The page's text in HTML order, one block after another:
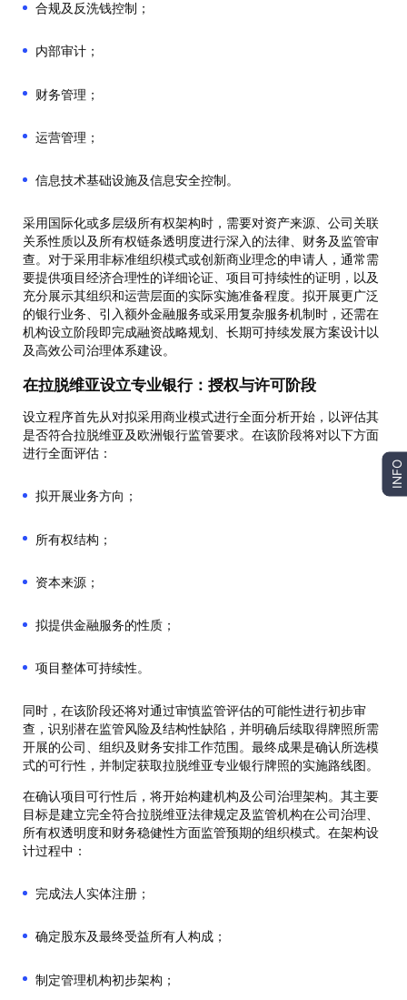
合规及反洗钱控制；
内部审计；
财务管理；
运营管理；
信息技术基础设施及信息安全控制。
采用国际化或多层级所有权架构时，需要对资产来源、公司关联
关系性质以及所有权链条透明度进行深入的法律、财务及监管审
查。对于采用非标准组织模式或创新商业理念的申请人，通常需
要提供项目经济合理性的详细论证、项目可持续性的证明，以及
充分展示其组织和运营层面的实际实施准备程度。拟开展更广泛
的银行业务、引入额外金融服务或采用复杂服务机制时，还需在
机构设立阶段即完成融资战略规划、长期可持续发展方案设计以
及高效公司治理体系建设。
在拉脱维亚设立专业银行：授权与许可阶段
设立程序首先从对拟采用商业模式进行全面分析开始，以评估其
是否符合拉脱维亚及欧洲银行监管要求。在该阶段将对以下方面
进行全面评估：
拟开展业务方向；
所有权结构；
资本来源；
拟提供金融服务的性质；
项目整体可持续性。
同时，在该阶段还将对通过审慎监管评估的可能性进行初步审
查，识别潜在监管风险及结构性缺陷，并明确后续取得牌照所需
开展的公司、组织及财务安排工作范围。最终成果是确认所选模
式的可行性，并制定获取拉脱维亚专业银行牌照的实施路线图。
在确认项目可行性后，将开始构建机构及公司治理架构。其主要
目标是建立完全符合拉脱维亚法律规定及监管机构在公司治理、
所有权透明度和财务稳健性方面监管预期的组织模式。在架构设
计过程中：
完成法人实体注册；
确定股东及最终受益所有人构成；
制定管理机构初步架构；
INFO